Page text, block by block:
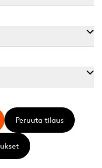
Peruuta tilaus